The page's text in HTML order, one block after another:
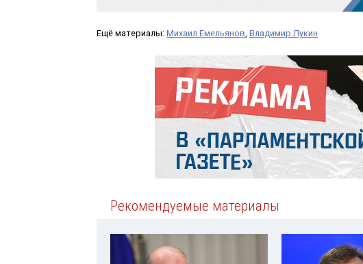
Ещё материалы: Михаил Емельянов, Владимир Лукин
Рекомендуемые материалы